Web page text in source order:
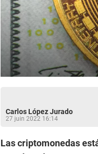
Carlos López Jurado
27 juin 2022 16:14
Las criptomonedas